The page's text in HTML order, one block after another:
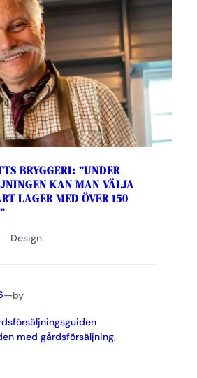
BRYGGERI: ”UNDER
KAN MAN VÄLJA
LAGER MED ÖVER 150
Design
—by
med gårdsförsäljning